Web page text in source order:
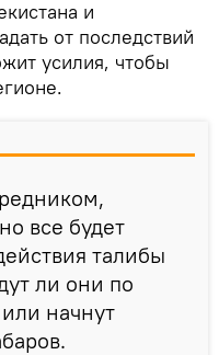
и
от последствий
усилия, чтобы
все будет
талибы
ли они по
начнут